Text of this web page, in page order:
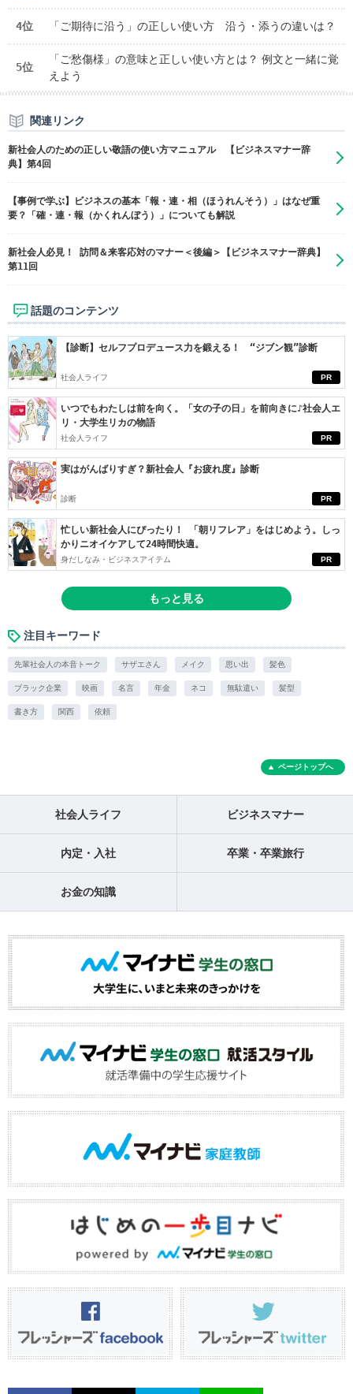
4位 「ご期待に沿う」の正しい使い方 沿う・添うの違いは？
5位
「ご愁傷様」の意味と正しい使い方とは？ 例文と一緒に覚
えよう
関連リンク
新社会人のための正しい敬語の使い方マニュアル 【ビジネスマナー辞
典】第4回
【事例で学ぶ】ビジネスの基本「報・連・相（ほうれんそう）」はなぜ重
要？「確・連・報（かくれんぼう）」についても解説
新社会人必見！ 訪問＆来客応対のマナー＜後編＞【ビジネスマナー辞典】
第11回
話題のコンテンツ
PR
【診断】セルフプロデュース力を鍛える！ “ジブン観”診断
社会人ライフ
PR
いつでもわたしは前を向く。「女の子の日」を前向きに♪社会人エ
リ・大学生リカの物語
社会人ライフ
PR
実はがんばりすぎ？新社会人『お疲れ度』診断
診断
PR
忙しい新社会人にぴったり！ 「朝リフレア」をはじめよう。しっ
かりニオイケアして24時間快適。
身だしなみ・ビジネスアイテム
もっと見る
注目キーワード
先輩社会人の本音トーク サザエさん メイク 思い出 髪色
ブラック企業 映画 名言 年金 ネコ 無駄遣い 髪型
書き方 関西 依頼
ページトップへ
社会人ライフ ビジネスマナー
内定・入社 卒業・卒業旅行
お金の知識